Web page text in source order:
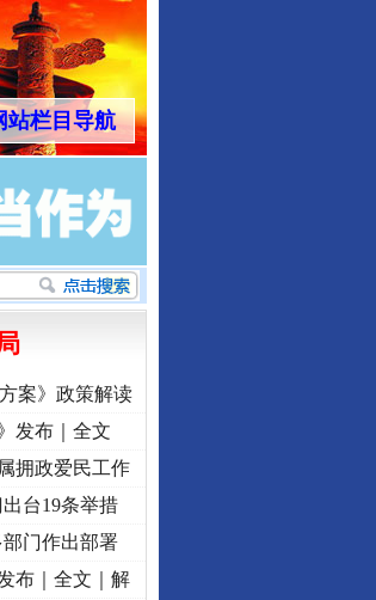
站栏目导航
案》政策解读
发布｜全文
拥政爱民工作
台19条举措
门作出部署
布｜全文｜解